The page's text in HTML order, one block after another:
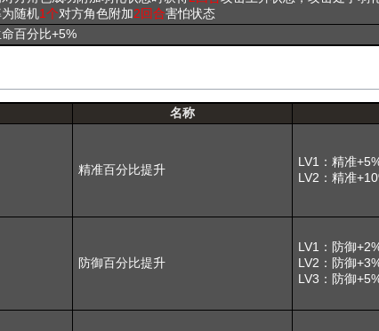
随机1个对方角色附加2回合害怕状态
百分比+5%
名称
精准百分比提升
LV1：精准
LV2：精准
防御百分比提升
LV1：防御
LV2：防御
LV3：防御